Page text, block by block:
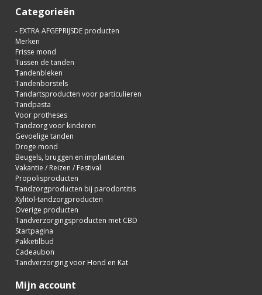
Categorieën
- EXTRA AFGEPRIJSDE producten
Merken
Frisse mond
Tussen de tanden
Tandenbleken
Tandenborstels
Tandartsproducten voor particulieren
Tandpasta
Voor protheses
Tandzorg voor kinderen
Gevoelige tanden
Droge mond
Beugels, bruggen en implantaten
Vakantie / Reizen / Festival
Propolisproducten
Tandzorgproducten bij parodontitis
Xylitol-tandzorgproducten
Overige producten
Tandverzorgingsproducten met CBD
Startpagina
Pakketilbud
Cadeaubon
Tandverzorging voor Hond en Kat
Mijn account